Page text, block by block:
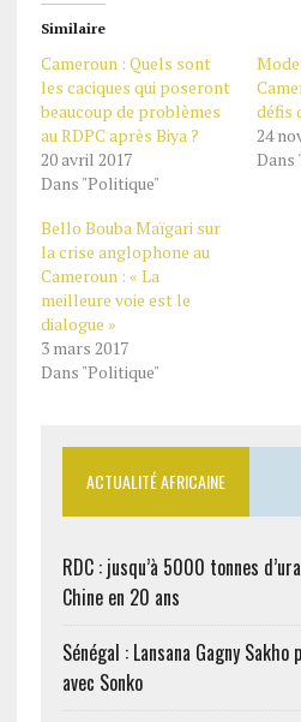
Similaire
Cameroun : Quels sont
les caciques qui poseront
beaucoup de problèmes
au RDPC après Biya ?
20 avril 2017
Dans "Politique"
défis
24
Dans
Bello Bouba Maïgari sur
la crise anglophone au
Cameroun : « La
meilleure voie est le
dialogue »
3 mars 2017
Dans "Politique"
ACTUALITÉ AFRICAINE
RDC : jusqu’à 5000 tonnes
Chine en 20 ans
Sénégal : Lansana Gagny
avec Sonko